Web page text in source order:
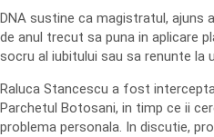
DNA sustine ca magistratul, ajuns
de anul trecut sa puna in aplicare
socru al iubitului sau sa renunte la
Raluca Stancescu a fost
Parchetul Botosani, in timp ce ii
problema personala. In discutie,